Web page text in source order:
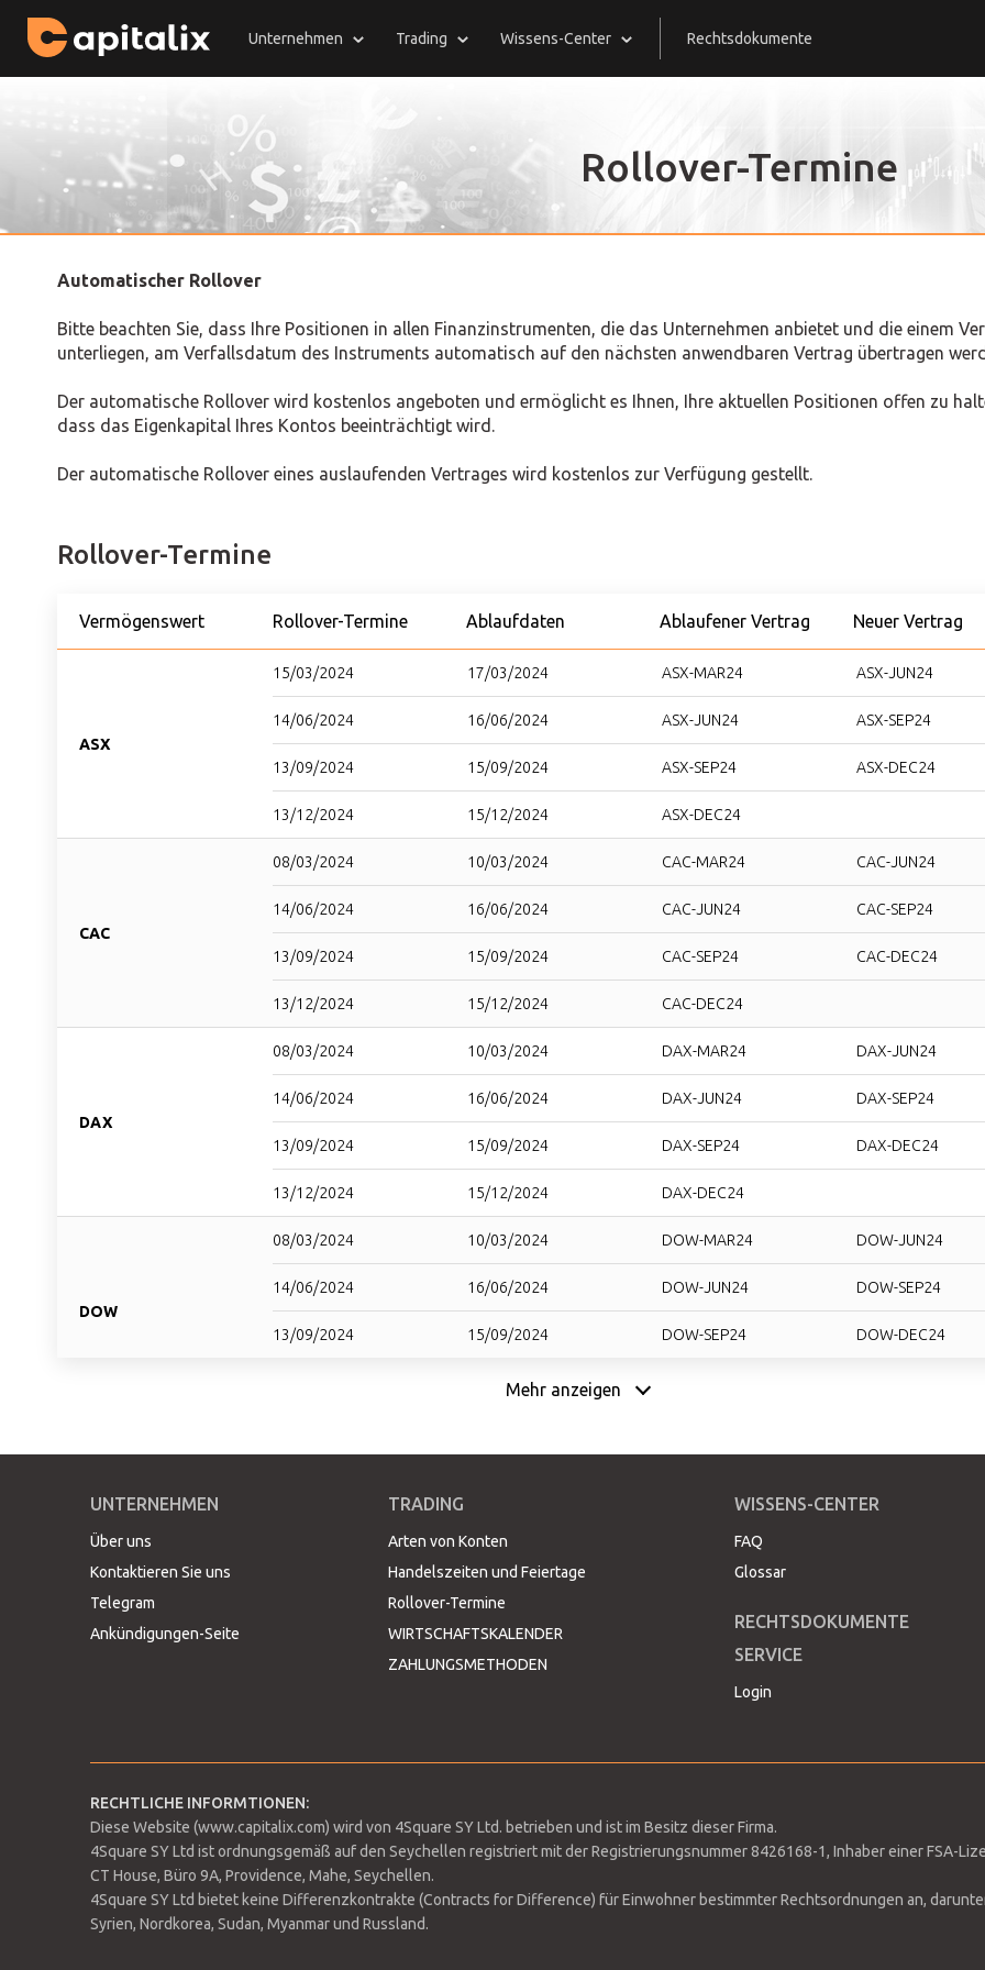
Unternehmen Trading Wissens-Center Rechtsdokumente
Rollover-Termine
Automatischer Rollover
Bitte beachten Sie, dass Ihre Positionen in allen Finanzinstrumenten, die das Unternehmen anbietet und die einem
unterliegen, am Verfallsdatum des Instruments automatisch auf den nächsten anwendbaren Vertrag übertragen
Der automatische Rollover wird kostenlos angeboten und ermöglicht es Ihnen, Ihre aktuellen Positionen offen zu
dass das Eigenkapital Ihres Kontos beeinträchtigt wird.
Der automatische Rollover eines auslaufenden Vertrages wird kostenlos zur Verfügung gestellt.
Rollover-Termine
Vermögenswert Rollover-Termine Ablaufdaten Ablaufener Vertrag Neuer Vertrag
ASX
15/03/2024 17/03/2024 ASX-MAR24 ASX-JUN24
14/06/2024 16/06/2024 ASX-JUN24 ASX-SEP24
13/09/2024 15/09/2024 ASX-SEP24 ASX-DEC24
13/12/2024 15/12/2024 ASX-DEC24
CAC
08/03/2024 10/03/2024 CAC-MAR24 CAC-JUN24
14/06/2024 16/06/2024 CAC-JUN24 CAC-SEP24
13/09/2024 15/09/2024 CAC-SEP24 CAC-DEC24
13/12/2024 15/12/2024 CAC-DEC24
DAX
08/03/2024 10/03/2024 DAX-MAR24 DAX-JUN24
14/06/2024 16/06/2024 DAX-JUN24 DAX-SEP24
13/09/2024 15/09/2024 DAX-SEP24 DAX-DEC24
13/12/2024 15/12/2024 DAX-DEC24
DOW
08/03/2024 10/03/2024 DOW-MAR24 DOW-JUN24
14/06/2024 16/06/2024 DOW-JUN24 DOW-SEP24
13/09/2024 15/09/2024 DOW-SEP24 DOW-DEC24
15/12/2024
EUSX
15/12/2024 EUSX-DEC24
FTSE-MAR24 FTSE-JUN24
16/06/2024 FTSE-JUN24
13/12/2024 15/12/2024 FTSE-DEC24
NK
01/03/2024
07/06/2024 09/06/2024 NK-JUN24 NK-SEP24
06/09/2024 08/09/2024 NK-SEP24 NK-DEC24
Mehr anzeigen
UNTERNEHMEN
Über uns
Kontaktieren Sie uns
Telegram
Ankündigungen-Seite
TRADING
Arten von Konten
Handelszeiten und Feiertage
Rollover-Termine
WIRTSCHAFTSKALENDER
ZAHLUNGSMETHODEN
WISSENS-CENTER
FAQ
Glossar
SERVICE
Login
RECHTSDOKUMENTE
RECHTLICHE INFORMTIONEN:
Diese Website (www.capitalix.com) wird von 4Square SY Ltd. betrieben und ist im Besitz dieser Firma.
4Square SY Ltd ist ordnungsgemäß auf den Seychellen registriert mit der Registrierungsnummer 8426168-1, Inhaber einer FSA-
CT House, Büro 9A, Providence, Mahe, Seychellen.
4Square SY Ltd bietet keine Differenzkontrakte (Contracts for Difference) für Einwohner bestimmter Rechtsordnungen an, darunter
Syrien, Nordkorea, Sudan, Myanmar und Russland.